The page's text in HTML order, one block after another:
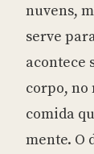
nuvens,
serve
acontece
corpo, no
comida
mente. O